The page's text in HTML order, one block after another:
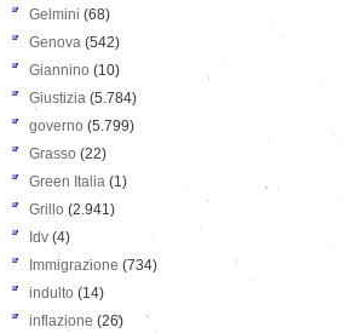
Gelmini (68)
Genova (542)
Giannino (10)
Giustizia (5.784)
governo (5.799)
Grasso (22)
Green Italia (1)
Grillo (2.941)
Idv (4)
Immigrazione (734)
indulto (14)
inflazione (26)